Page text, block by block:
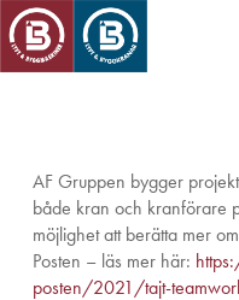
Skip
to
main
AF Gruppen bygger
både kran och kranförare
möjlighet att berätta mer
Posten – läs mer här:
posten/2021/tajt-